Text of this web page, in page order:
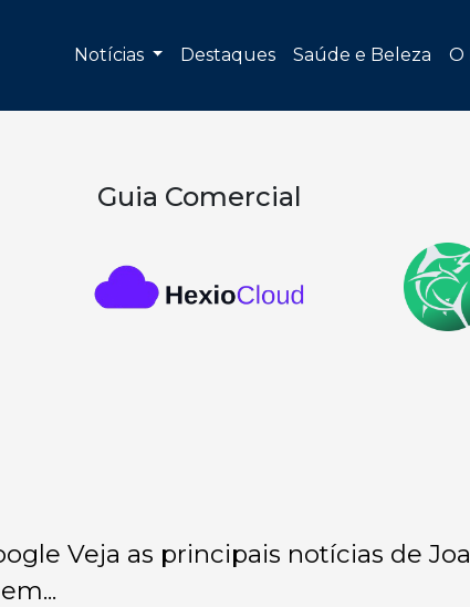
Notícias Destaques Saúde e Beleza O
Guia Comercial
Veja as principais notícias de